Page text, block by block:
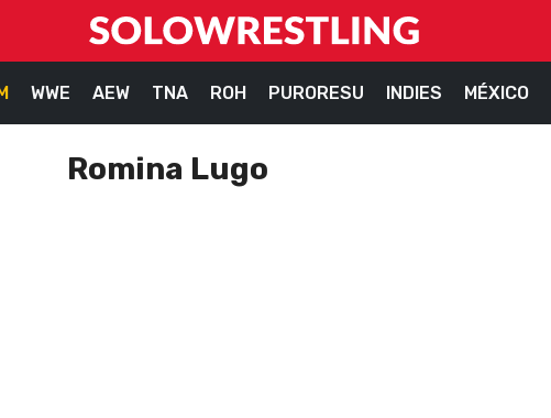
WWE AEW TNA ROH PURORESU INDIES MÉXICO
Romina Lugo